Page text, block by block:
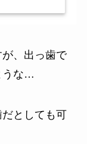
、出っ歯で
うな…
としても可